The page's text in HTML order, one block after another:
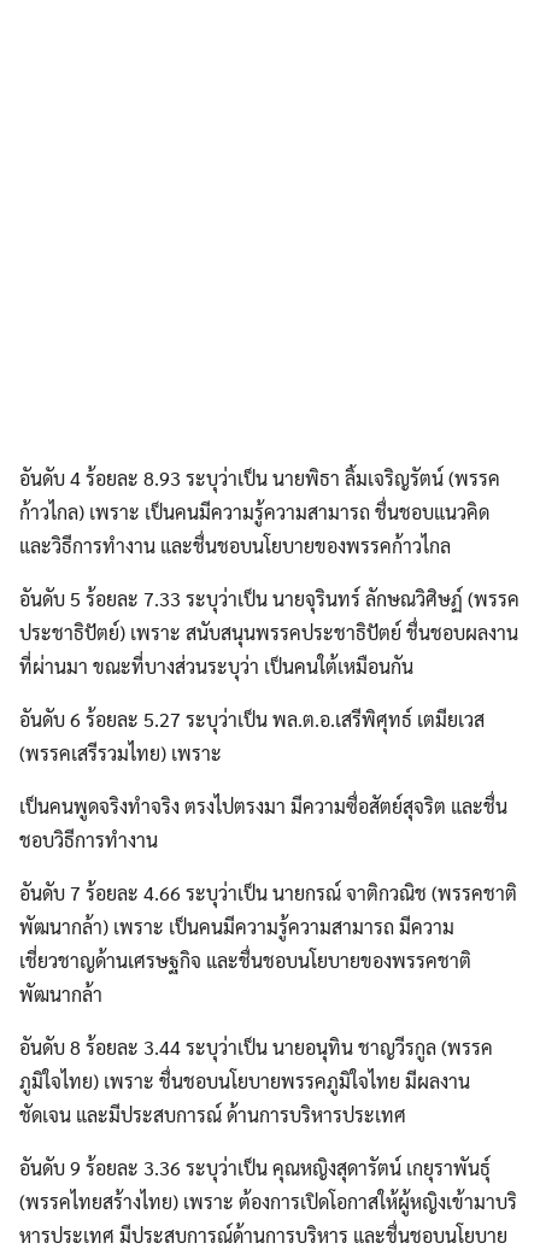
อันดับ 4 ร้อยละ 8.93 ระบุว่าเป็น นายพิธา ลิ้มเจริญรัตน์ (พรรค
ก้าวไกล) เพราะ เป็นคนมีความรู้ความสามารถ ชื่นชอบแนวคิด
และวิธีการทำงาน และชื่นชอบนโยบายของพรรคก้าวไกล
อันดับ 5 ร้อยละ 7.33 ระบุว่าเป็น นายจุรินทร์ ลักษณวิศิษฏ์ (พรรค
ประชาธิปัตย์) เพราะ สนับสนุนพรรคประชาธิปัตย์ ชื่นชอบผลงาน
ที่ผ่านมา ขณะที่บางส่วนระบุว่า เป็นคนใต้เหมือนกัน
อันดับ 6 ร้อยละ 5.27 ระบุว่าเป็น พล.ต.อ.เสรีพิศุทธ์ เตมียเวส
(พรรคเสรีรวมไทย) เพราะ
เป็นคนพูดจริงทำจริง ตรงไปตรงมา มีความซื่อสัตย์สุจริต และชื่น
ชอบวิธีการทำงาน
อันดับ 7 ร้อยละ 4.66 ระบุว่าเป็น นายกรณ์ จาติกวณิช (พรรคชาติ
พัฒนากล้า) เพราะ เป็นคนมีความรู้ความสามารถ มีความ
เชี่ยวชาญด้านเศรษฐกิจ และชื่นชอบนโยบายของพรรคชาติ
พัฒนากล้า
อันดับ 8 ร้อยละ 3.44 ระบุว่าเป็น นายอนุทิน ชาญวีรกูล (พรรค
ภูมิใจไทย) เพราะ ชื่นชอบนโยบายพรรคภูมิใจไทย มีผลงาน
ชัดเจน และมีประสบการณ์ ด้านการบริหารประเทศ
อันดับ 9 ร้อยละ 3.36 ระบุว่าเป็น คุณหญิงสุดารัตน์ เกยุราพันธุ์
(พรรคไทยสร้างไทย) เพราะ ต้องการเปิดโอกาสให้ผู้หญิงเข้ามาบริ
หารประเทศ มีประสบการณ์ด้านการบริหาร และชื่นชอบนโยบาย